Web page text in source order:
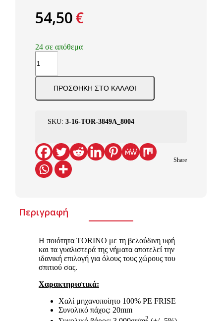
54,50€
24 σε απόθεμα
ΥΦΑΝΤΗ
NewPlan
ποσότητα
ΠΡΟΣΘΉΚΗ ΣΤΟ ΚΑΛΆΘΙ
SKU: 3-16-TOR-3849A_8004
Share
Περιγραφή
Η ποιότητα TORINO με τη βελούδινη υφή
και τα γυαλιστερά της νήματα αποτελεί την
ιδανική επιλογή για όλους τους χώρους του
σπιτιού σας.
Χαρακτηριστικά:
Χαλί μηχανοποίητο 100% PE FRISE
Συνολικό πάχος: 20mm
2